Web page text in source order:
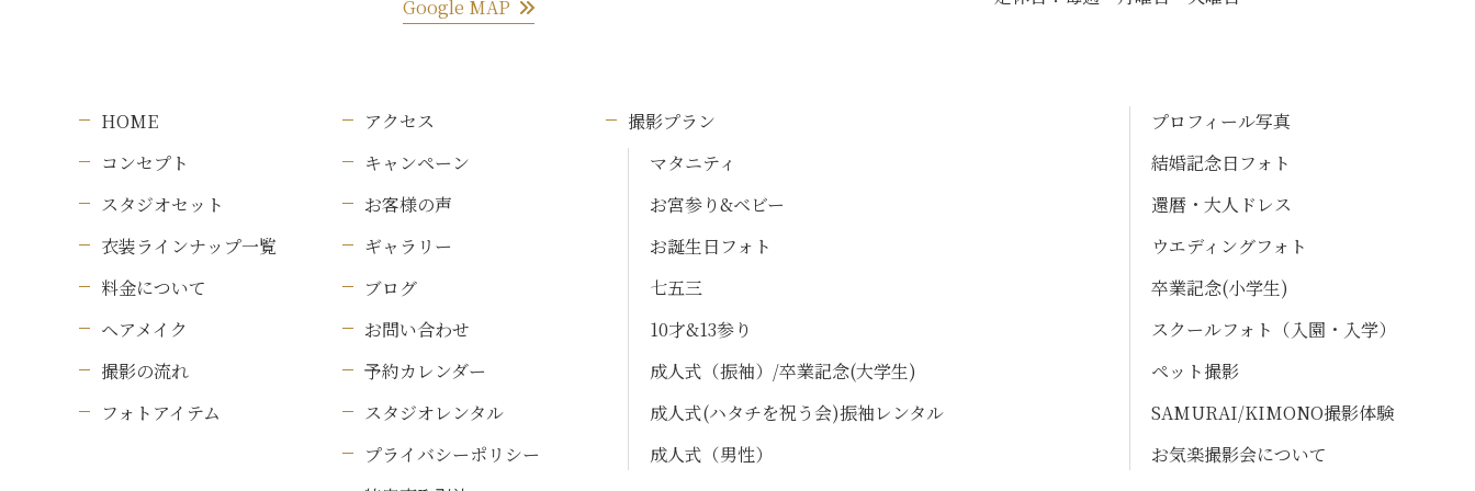
Google MAP
HOME
コンセプト
スタジオセット
衣装ラインナップ一覧
料金について
ヘアメイク
撮影の流れ
フォトアイテム
アクセス
キャンペーン
お客様の声
ギャラリー
ブログ
お問い合わせ
予約カレンダー
スタジオレンタル
プライバシーポリシー
撮影プラン
マタニティ
お宮参り&ベビー
お誕生日フォト
七五三
10才&13参り
成人式（振袖）/卒業記念(大学生)
成人式(ハタチを祝う会)振袖レンタル
成人式（男性）
プロフィール写真
結婚記念日フォト
還暦・大人ドレス
ウエディングフォト
卒業記念(小学生)
スクールフォト（入園・入学）
ペット撮影
SAMURAI/KIMONO撮影体験
お気楽撮影会について